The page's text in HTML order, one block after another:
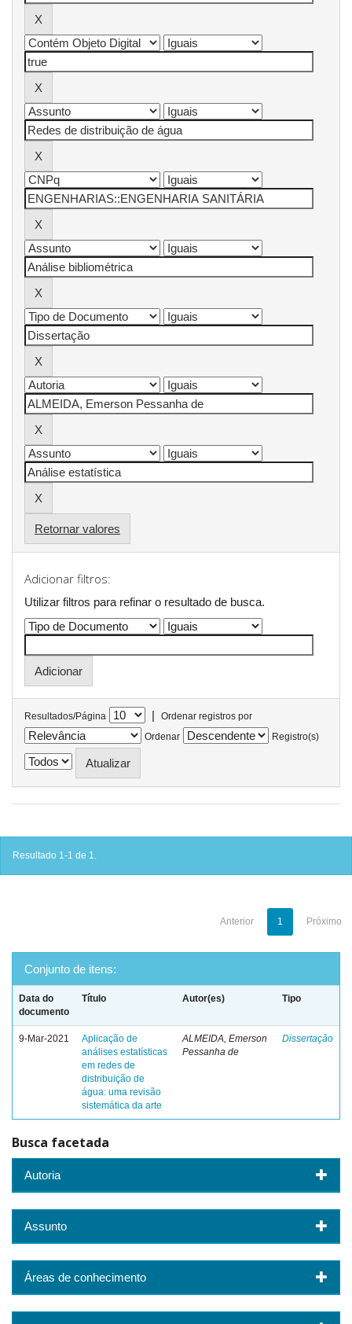
Retornar valores
Adicionar filtros:
Utilizar filtros para refinar o resultado de busca.
Resultados/Página |
Ordenar registros por
Ordenar
Registro(s)
Resultado 1-1 de 1.
Anterior 1 Próximo
Conjunto de itens:
Data do
documento
Título Autor(es) Tipo
9-Mar-2021
Aplicação de
análises estatísticas
em redes de
distribuição de
água: uma revisão
sistemática da arte
ALMEIDA, Emerson
Pessanha de
Dissertação
Busca facetada
Autoria
Assunto
Áreas de conhecimento